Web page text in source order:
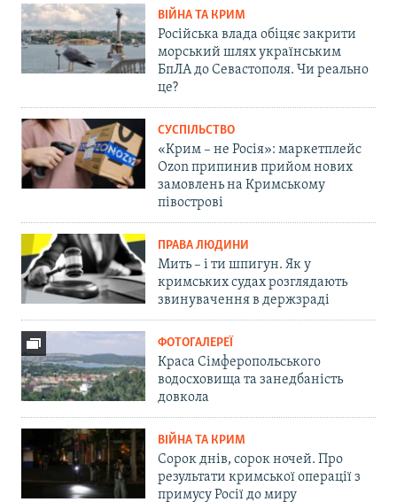
ВІЙНА ТА КРИМ
Російська влада обіцяє закрити
морський шлях українським
БпЛА до Севастополя. Чи реально
це?
СУСПІЛЬСТВО
«Крим – не Росія»: маркетплейс
Ozon припинив прийом нових
замовлень на Кримському
півострові
ПРАВА ЛЮДИНИ
Мить – і ти шпигун. Як у
кримських судах розглядають
звинувачення в держзраді
ФОТОГАЛЕРЕЇ
Краса Сімферопольського
водосховища та занедбаність
довкола
ВІЙНА ТА КРИМ
Сорок днів, сорок ночей. Про
результати кримської операції з
примусу Росії до миру